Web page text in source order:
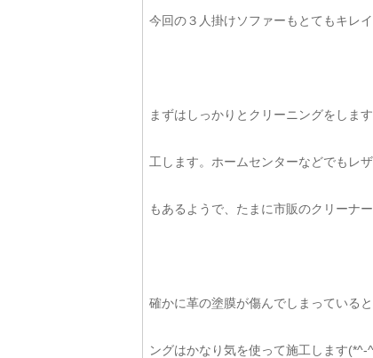
今回の３人掛けソファーもとてもキレ
まずはしっかりとクリーニングをしま
工します。ホームセンターなどでもレ
もあるようで、たまに市販のクリーナ
確かに革の塗膜が傷んでしまっている
ングはかなり気を使って施工します(*^-